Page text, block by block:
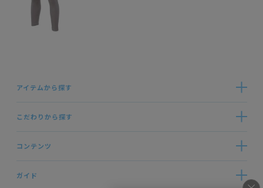
アイテムから探す
こだわりから探す
コンテンツ
ガイド